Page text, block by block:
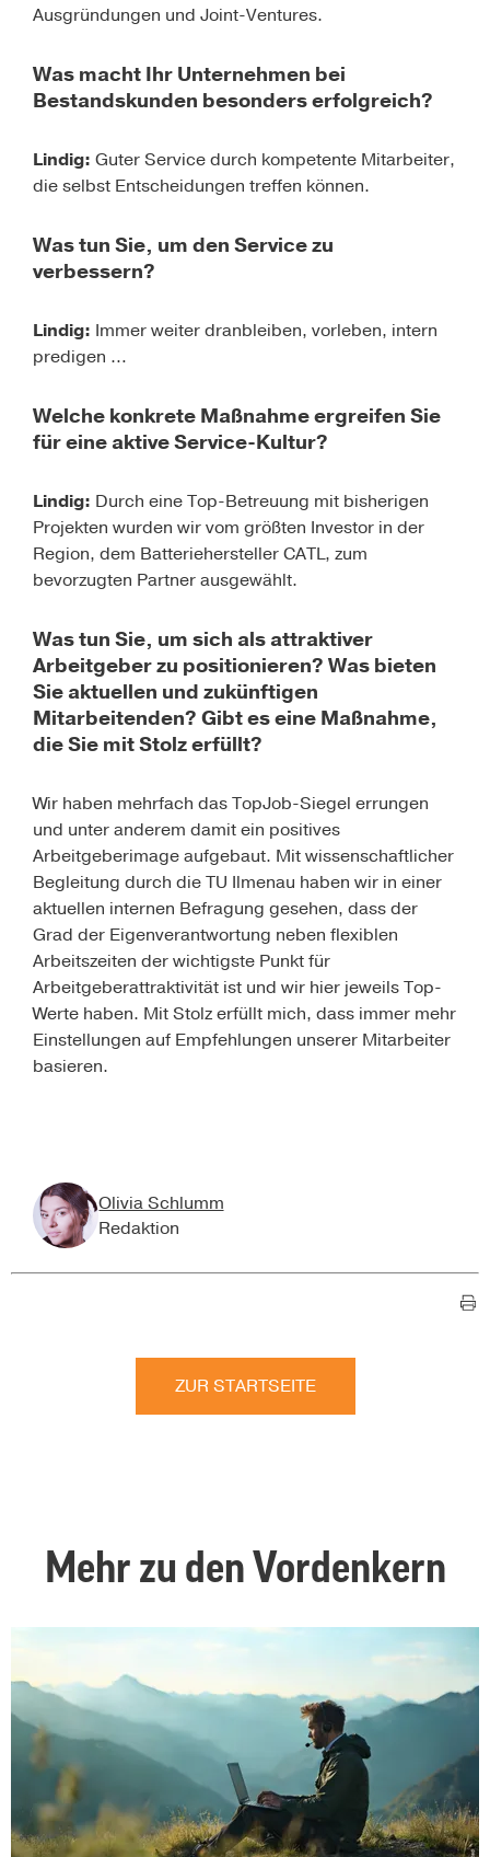
Ausgründungen und Joint-Ventures.
Was macht Ihr Unternehmen bei
Bestandskunden besonders erfolgreich?
Lindig: Guter Service durch kompetente Mitarbeiter,
die selbst Entscheidungen treffen können.
Was tun Sie, um den Service zu
verbessern?
Lindig: Immer weiter dranbleiben, vorleben, intern
predigen …
Welche konkrete Maßnahme ergreifen Sie
für eine aktive Service-Kultur?
Lindig: Durch eine Top-Betreuung mit bisherigen
Projekten wurden wir vom größten Investor in der
Region, dem Batteriehersteller CATL, zum
bevorzugten Partner ausgewählt.
Was tun Sie, um sich als attraktiver
Arbeitgeber zu positionieren? Was bieten
Sie aktuellen und zukünftigen
Mitarbeitenden? Gibt es eine Maßnahme,
die Sie mit Stolz erfüllt?
Wir haben mehrfach das TopJob-Siegel errungen
und unter anderem damit ein positives
Arbeitgeberimage aufgebaut. Mit wissenschaftlicher
Begleitung durch die TU Ilmenau haben wir in einer
aktuellen internen Befragung gesehen, dass der
Grad der Eigenverantwortung neben flexiblen
Arbeitszeiten der wichtigste Punkt für
Arbeitgeberattraktivität ist und wir hier jeweils Top-
Werte haben. Mit Stolz erfüllt mich, dass immer mehr
Einstellungen auf Empfehlungen unserer Mitarbeiter
basieren.
Olivia Schlumm
Redaktion
ZUR STARTSEITE
Mehr zu den Vordenkern